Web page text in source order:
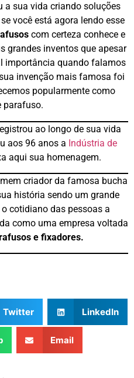
a sua vida criando soluções
você está agora lendo esse
com certeza conhece e
grandes inventos que apesar
importância quando falamos
invenção mais famosa foi
popularmente como
parafuso.
ao longo de sua vida
aos 96 anos a Indústria de
aqui sua homenagem.
criador da famosa bucha
história sendo um grande
cotidiano das pessoas a
como uma empresa voltada
e fixadores.
Twitter LinkedIn
Email